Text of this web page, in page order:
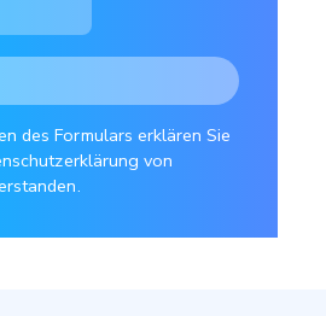
des Formulars erklären Sie
von